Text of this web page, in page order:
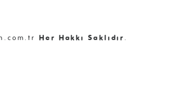
Her Hakkı Saklıdır .